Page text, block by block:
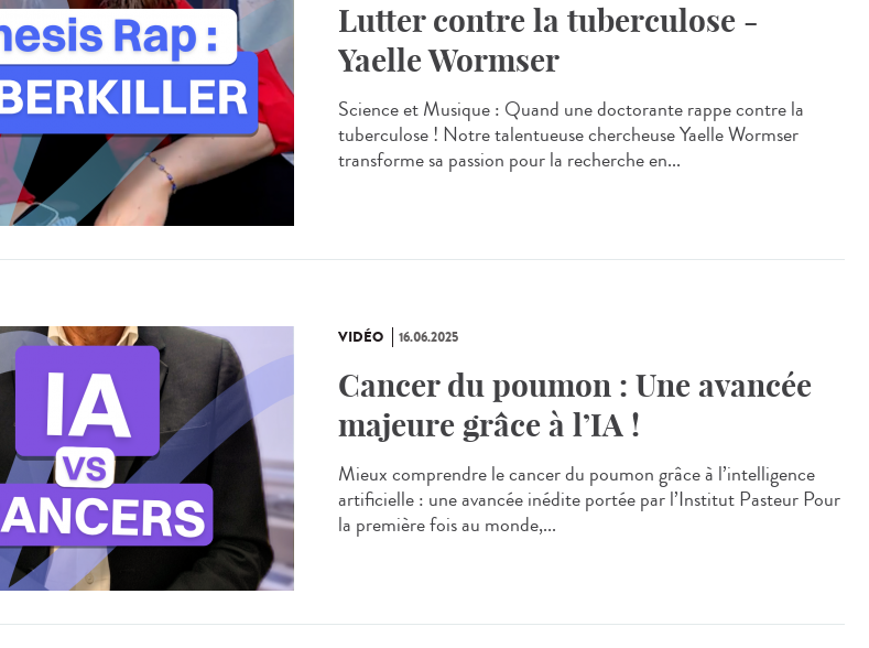
Lutter contre la tuberculose -
Yaelle Wormser
Science et Musique : Quand une doctorante rappe contre la
tuberculose ! Notre talentueuse chercheuse Yaelle Wormser
transforme sa passion pour la recherche en...
VIDÉO 16.06.2025
Cancer du poumon : Une avancée
majeure grâce à l’IA !
Mieux comprendre le cancer du poumon grâce à l’intelligence
artificielle : une avancée inédite portée par l’Institut Pasteur Pour
la première fois au monde,...